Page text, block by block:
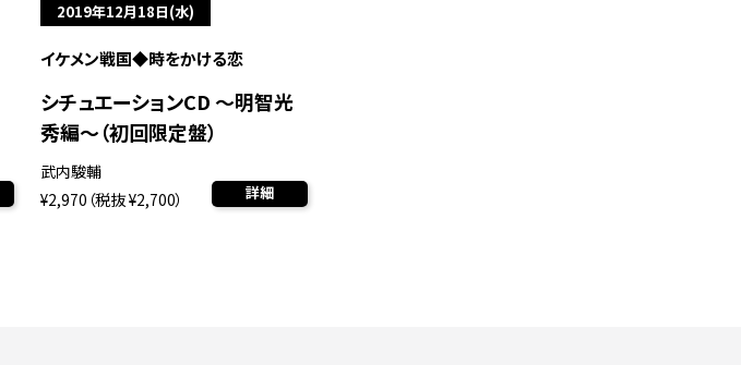
2019年12月18日(水)
イケメン戦国◆時をかける恋
シチュエーションCD ～明智光
秀編～（初回限定盤）
武内駿輔
¥2,970（税抜 ¥2,700）
詳細